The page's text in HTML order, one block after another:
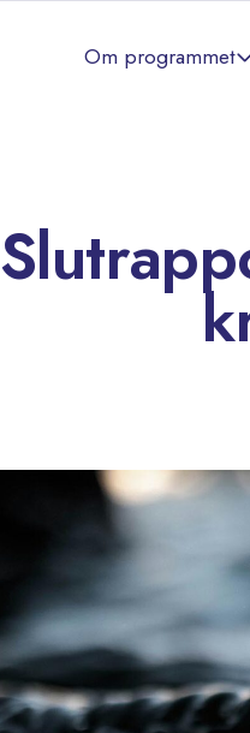
Om programmet